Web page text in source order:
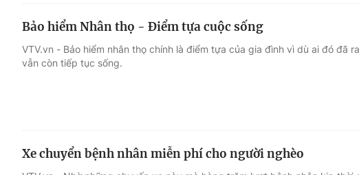
Bảo hiểm Nhân thọ - Điểm tựa cuộc sống
VTV.vn - Bảo hiểm nhân thọ chính là điểm tựa của gia đình vì dù ai đó đã
vẫn còn tiếp tục sống.
Xe chuyển bệnh nhân miễn phí cho người nghèo